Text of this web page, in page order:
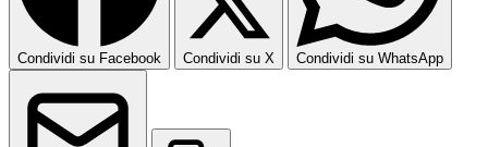
Condividi su Facebook Condividi su X Condividi su WhatsApp